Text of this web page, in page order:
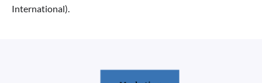
International).